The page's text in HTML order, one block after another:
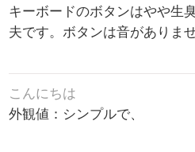
キーボードのボタンはやや生
夫です。ボタンは音がありま
こんにちは
外観値：シンプルで、